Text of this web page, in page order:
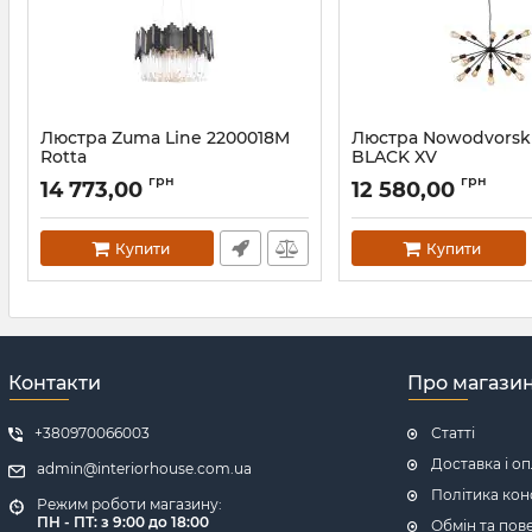
Люстра Zuma Line 2200018M
Rotta
Артикул:2200018M
14 773,00 грн
Купити
Люстра
BLACK XV
Артикул:9733
12 580,00 грн
Купити
Контакти
+380970066003
admin@interiorhouse.com.ua
Режим роботи магазину:
ПН - ПТ: з 9:00 до 18:00
Про
Статті
Доставка і
Політика
Обмін та